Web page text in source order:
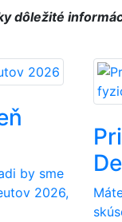
dôležité
by sme
2026,